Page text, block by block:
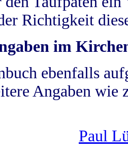
Richtigkeit
im
ebenfalls
Angaben wie
Paul